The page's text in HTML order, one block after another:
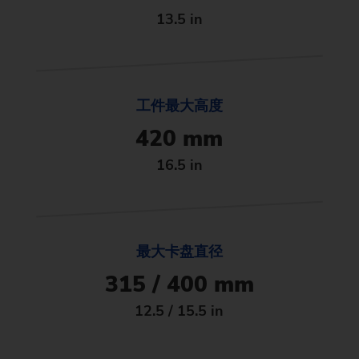
13.5 in
工件最大高度
420 mm
16.5 in
最大卡盘直径
315 / 400 mm
12.5 / 15.5 in